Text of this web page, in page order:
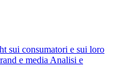
sui consumatori e sui loro
e media Analisi e